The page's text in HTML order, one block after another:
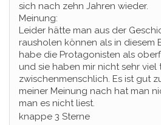
sich nach zehn Jahren wieder.
Meinung:
Leider hätte man aus der
rausholen können als in diesem
habe die Protagonisten als
und sie haben mir nicht sehr viel
zwischenmenschlich. Es ist gut
meiner Meinung nach hat man
man es nicht liest.
knappe 3 Sterne